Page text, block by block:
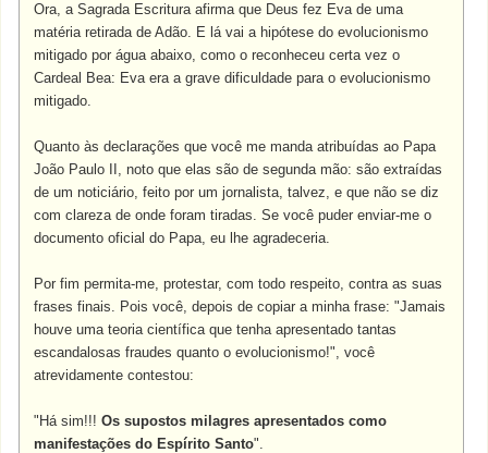
Ora, a Sagrada Escritura afirma que Deus fez Eva de uma
matéria retirada de Adão. E lá vai a hipótese do evolucionismo
mitigado por água abaixo, como o reconheceu certa vez o
Cardeal Bea: Eva era a grave dificuldade para o evolucionismo
mitigado.
Quanto às declarações que você me manda atribuídas ao Papa
João Paulo II, noto que elas são de segunda mão: são extraídas
de um noticiário, feito por um jornalista, talvez, e que não se diz
com clareza de onde foram tiradas. Se você puder enviar-me o
documento oficial do Papa, eu lhe agradeceria.
Por fim permita-me, protestar, com todo respeito, contra as suas
frases finais. Pois você, depois de copiar a minha frase: "Jamais
houve uma teoria científica que tenha apresentado tantas
escandalosas fraudes quanto o evolucionismo!", você
atrevidamente contestou:
"Há sim!!!Os supostos milagres apresentados como
manifestações do Espírito Santo".